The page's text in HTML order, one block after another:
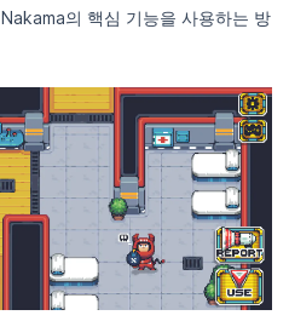
의 핵심 기능을 사용하는 방